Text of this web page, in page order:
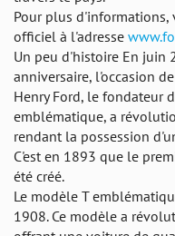
Pour plus
officiel à l'adresse
Un peu d'histoire En juin
anniversaire, l'occasion
Henry Ford, le fondateur
emblématique, a
rendant la possession
C'est en 1893 que le
été créé.
Le modèle T
1908. Ce modèle a